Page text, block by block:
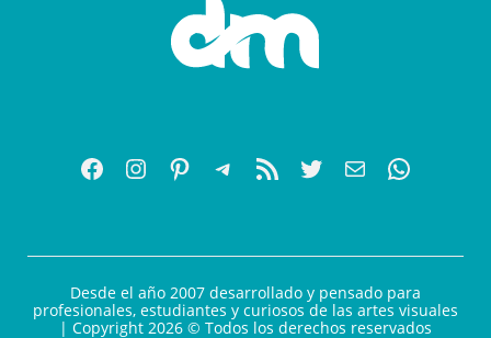
Desde el año 2007 desarrollado y pensado para
profesionales, estudiantes y curiosos de las artes visuales
| Copyright 2026 © Todos los derechos reservados